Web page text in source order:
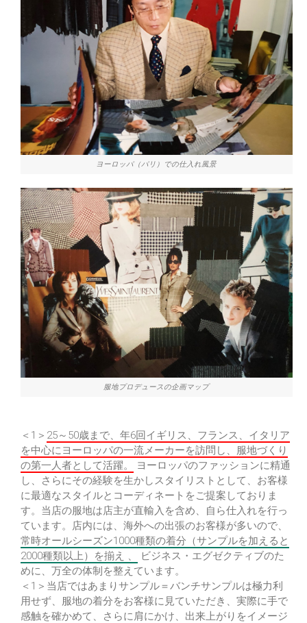
ヨーロッパ（パリ）での仕入れ風景
服地プロデュースの企画マップ
＜1＞ 25～50歳まで、年6回イギリス、フランス、イタリア
を中心にヨーロッパの一流メーカーを訪問し、服地づくり
の第一人者として活躍。
ヨーロッパのファッションに精通
し、さらにその経験を生かしスタイリストとして、お客様
に最適なスタイルとコーディネートをご提案しておりま
す。当店の服地は店主が直輸入を含め、自ら仕入れを行っ
ています。店内には、海外への出張のお客様が多いので、
常時オールシーズン1000種類の着分（サンプルを加えると
2000種類以上）を揃え 、
ビジネス・エグゼクティブのた
めに、万全の体制を整えています。
＜1＞当店ではあまりサンプル＝バンチサンプルは極力利
用せず、服地の着分をお客様に見ていただき、実際に手で
感触を確かめて、さらに肩にかけ、出来上がりをイメージ